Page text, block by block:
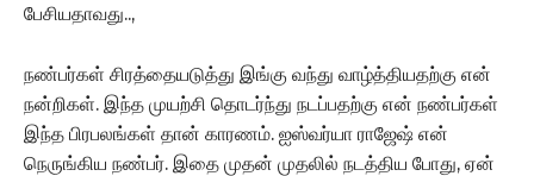
பேசியதாவது..,
நண்பர்கள் சிரத்தையடுத்து இங்கு வந்து வாழ்த்தியதற்கு என்
நன்றிகள். இந்த முயற்சி தொடர்ந்து நடப்பதற்கு என் நண்பர்கள்
இந்த பிரபலங்கள் தான் காரணம். ஐஸ்வர்யா ராஜேஷ் என்
நெருங்கிய நண்பர். இதை முதன் முதலில் நடத்திய போது, ஏன்